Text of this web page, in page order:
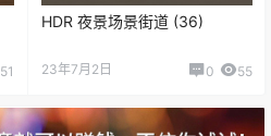
51
HDR 夜景场景街道 (36)
23年7月2日 0 55